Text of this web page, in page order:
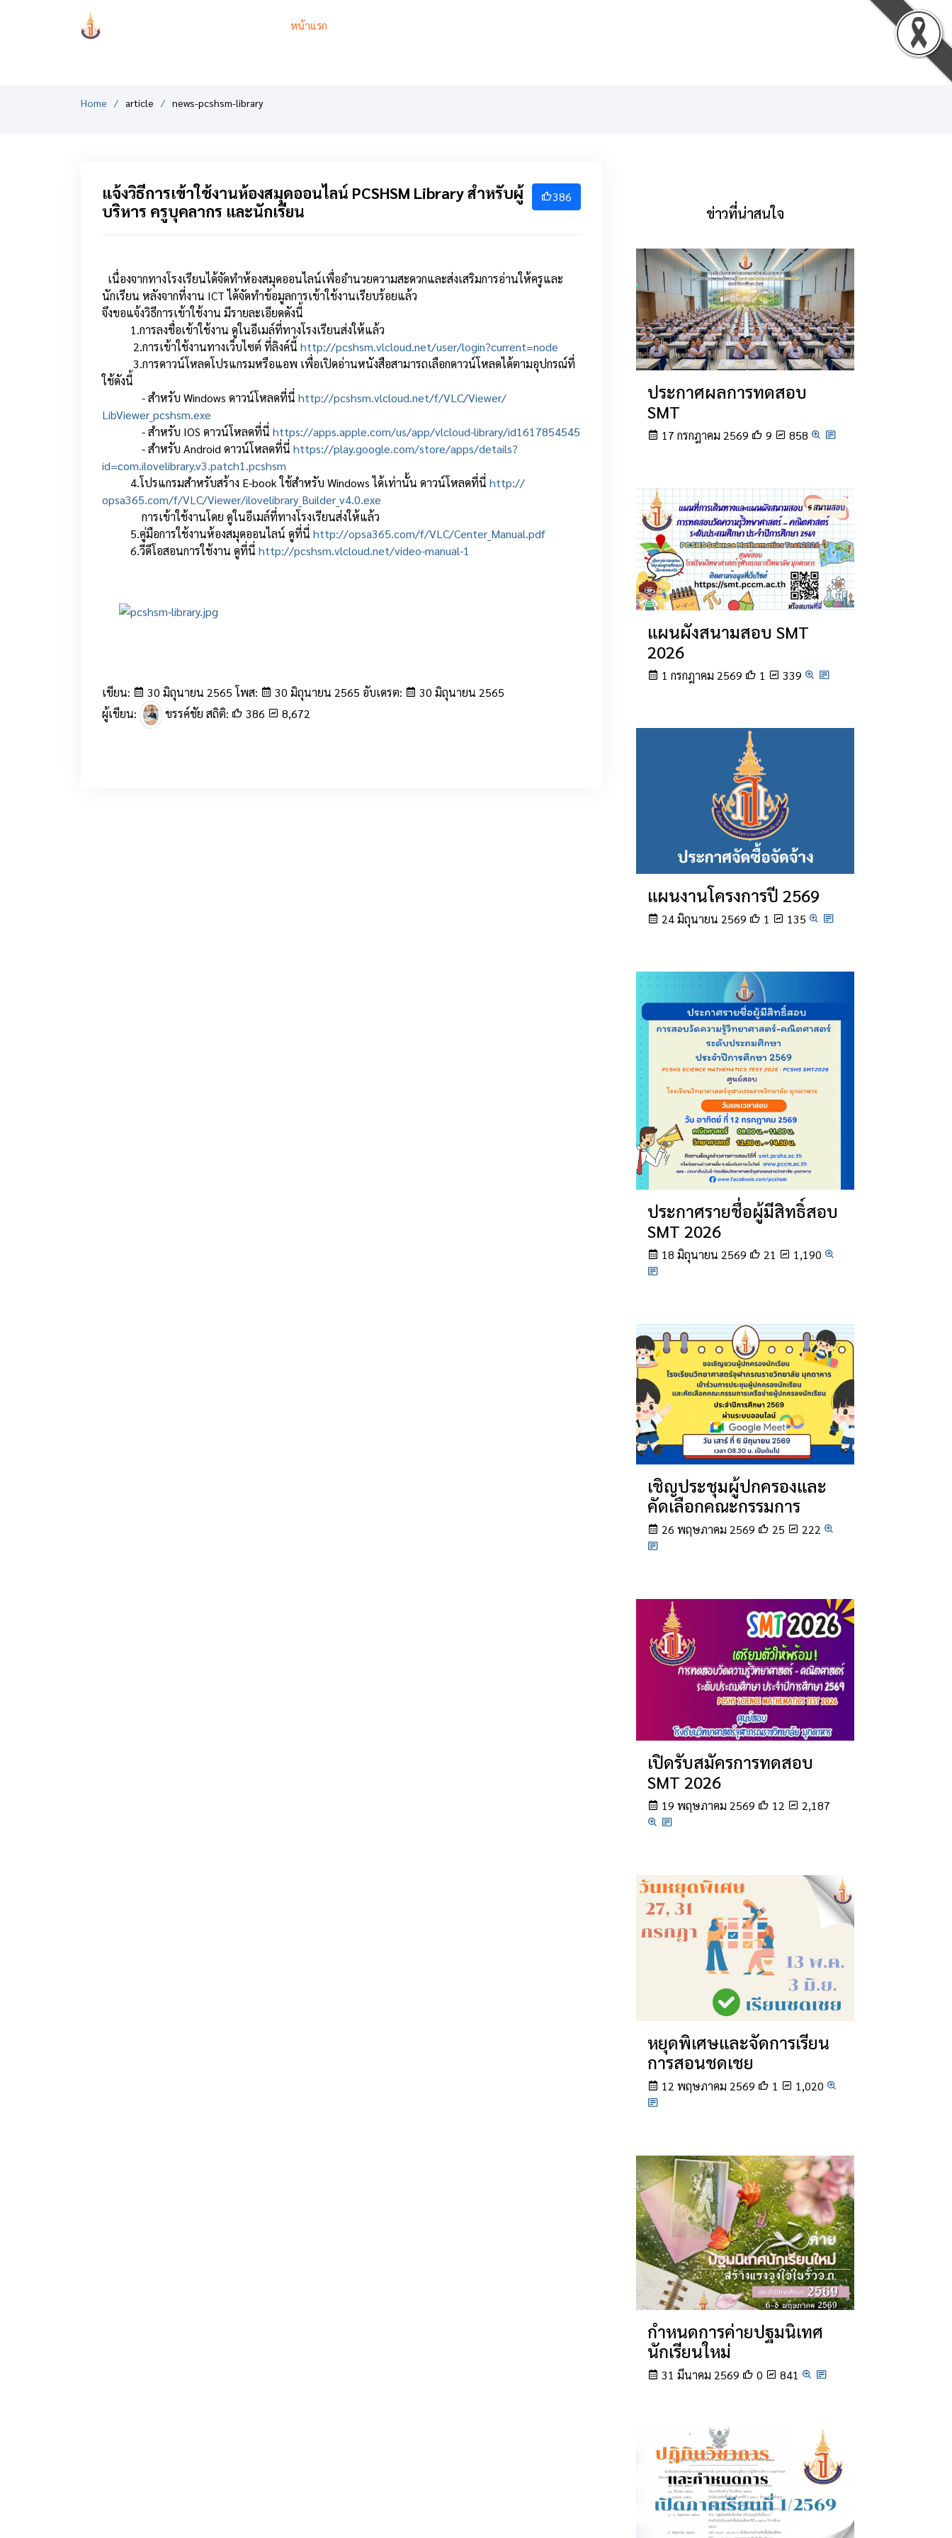
หน้าแรก
Home article news-pcshsm-library
386
แจ้งวิธีการเข้าใช้งานห้องสมุดออนไลน์ PCSHSM Library สำหรับผู้
บริหาร ครูบุคลากร และนักเรียน
เนื่องจากทางโรงเรียนได้จัดทำห้องสมุดออนไลน์เพื่ออำนวยความสะดวกและส่งเสริมการอ่านให้ครูและ
นักเรียน หลังจากที่งาน ICT ได้จัดทำข้อมูลการเข้าใช้งานเรียบร้อยแล้ว
จึงขอแจ้งวิธีการเข้าใช้งาน มีรายละเอียดดังนี้
1.การลงชื่อเข้าใช้งาน ดูในอีเมล์ที่ทางโรงเรียนส่งให้แล้ว
2.การเข้าใช้งานทางเว็บไซต์ ที่ลิงค์นี้ http://pcshsm.vlcloud.net/user/login?current=node
3.การดาวน์โหลดโปรแกรมหรือแอพ เพื่อเปิดอ่านหนังสือสามารถเลือกดาวน์โหลดได้ตามอุปกรณ์ที่
ใช้ดังนี้
- สำหรับ Windows ดาวน์โหลดที่นี่ http://pcshsm.vlcloud.net/f/VLC/Viewer/
LibViewer_pcshsm.exe
- สำหรับ IOS ดาวน์โหลดที่นี่ https://apps.apple.com/us/app/vlcloud-library/id1617854545
- สำหรับ Android ดาวน์โหลดที่นี่ https://play.google.com/store/apps/details?
id=com.ilovelibrary.v3.patch1.pcshsm
4.โปรแกรมสำหรับสร้าง E-book ใช้สำหรับ Windows ได้เท่านั้น ดาวน์โหลดที่นี่ http://
opsa365.com/f/VLC/Viewer/ilovelibrary_Builder_v4.0.exe
การเข้าใช้งานโดย ดูในอีเมล์ที่ทางโรงเรียนส่งให้แล้ว
5.คู่มือการใช้งานห้องสมุดออนไลน์ ดูที่นี่ http://opsa365.com/f/VLC/Center_Manual.pdf
6.วีดีโอสอนการใช้งาน ดูที่นี่ http://pcshsm.vlcloud.net/video-manual-1
เขียน: 30 มิถุนายน 2565 โพส: 30 มิถุนายน 2565 อับเดรต:
30 มิถุนายน 2565
ผู้เขียน:
ขรรค์ชัย สถิติ: 386 8,672
ข่าวที่น่าสนใจ
ประกาศผลการทดสอบ
SMT
17 กรกฎาคม 2569 9 858
แผนผังสนามสอบ SMT
2026
1 กรกฎาคม 2569 1 339
แผนงานโครงการปี 2569
24 มิถุนายน 2569 1 135
ประกาศรายชื่อผู้มีสิทธิ์สอบ
SMT 2026
18 มิถุนายน 2569 21 1,190
เชิญประชุมผู้ปกครองและ
คัดเลือกคณะกรรมการ
26 พฤษภาคม 2569 25 222
เปิดรับสมัครการทดสอบ
SMT 2026
19 พฤษภาคม 2569 12 2,187
หยุดพิเศษและจัดการเรียน
การสอนชดเชย
12 พฤษภาคม 2569 1 1,020
กำหนดการค่ายปฐมนิเทศ
นักเรียนใหม่
31 มีนาคม 2569 0 841